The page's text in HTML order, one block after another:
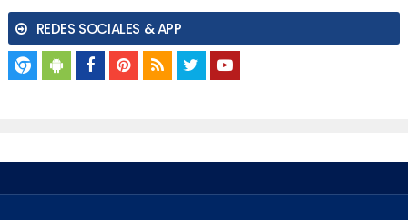
REDES SOCIALES & APP